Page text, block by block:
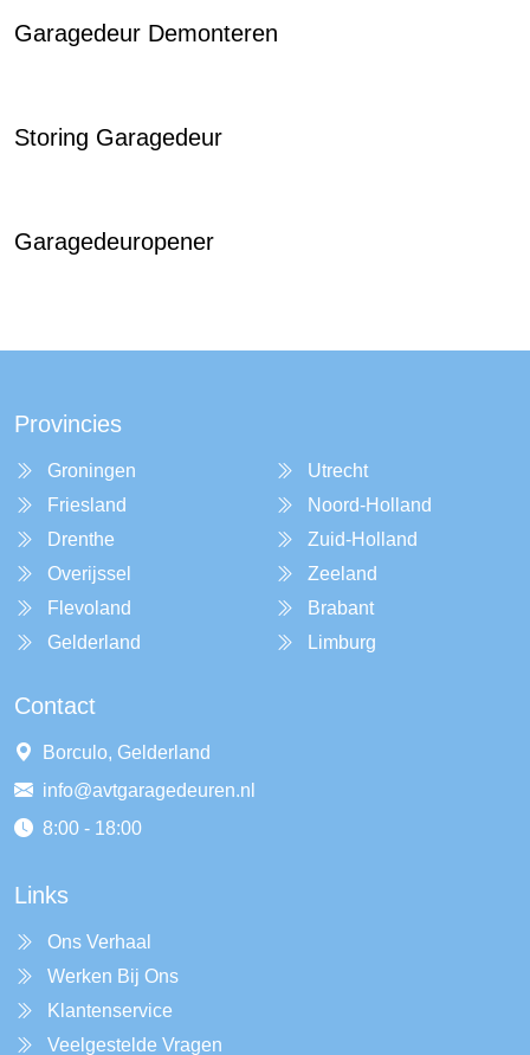
Garagedeur Demonteren
Storing Garagedeur
Garagedeuropener
Provincies
Groningen
Friesland
Drenthe
Overijssel
Flevoland
Gelderland
Utrecht
Noord-Holland
Zuid-Holland
Zeeland
Brabant
Limburg
Contact
Borculo, Gelderland
info@avtgaragedeuren.nl
8:00 - 18:00
Links
Ons Verhaal
Werken Bij Ons
Klantenservice
Veelgestelde Vragen